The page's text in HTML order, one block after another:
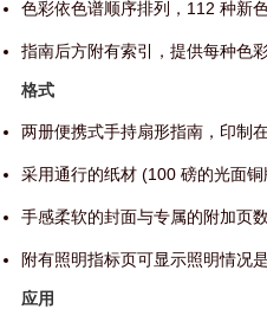
色彩依色谱顺序排列，112 种新
指南后方附有索引，提供每种色
格式
两册便携式手持扇形指南，印制
采用通行的纸材 (100 磅的光面
手感柔软的封面与专属的附加页
附有照明指标页可显示照明情况
应用